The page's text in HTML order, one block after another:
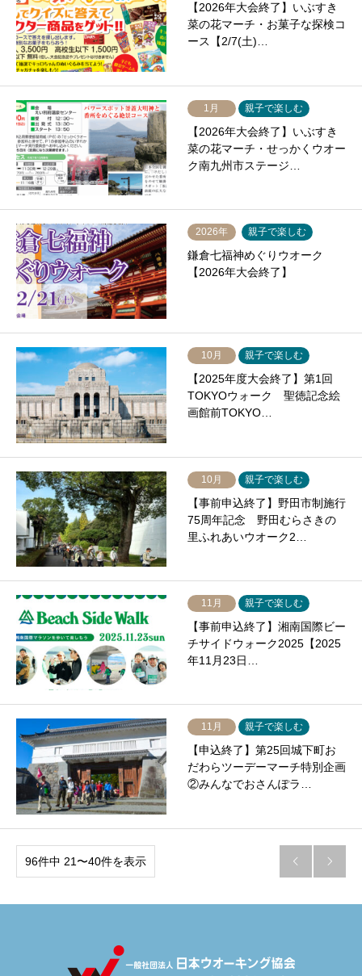
【2026年大会終了】いぶすき
菜の花マーチ・お菓子な探検コ
ース【2/7(土)…
1月 親子で楽しむ
【2026年大会終了】いぶすき
菜の花マーチ・せっかくウオー
ク南九州市ステージ…
2026年 親子で楽しむ
鎌倉七福神めぐりウオーク
【2026年大会終了】
10月 親子で楽しむ
【2025年度大会終了】第1回
TOKYOウォーク 聖徳記念絵
画館前TOKYO…
10月 親子で楽しむ
【事前申込終了】野田市制施行
75周年記念 野田むらさきの
里ふれあいウオーク2…
11月 親子で楽しむ
【事前申込終了】湘南国際ビー
チサイドウォーク2025【2025
年11月23日…
11月 親子で楽しむ
【申込終了】第25回城下町お
だわらツーデーマーチ特別企画
②みんなでおさんぽラ…
96件中 21〜40件を表示  